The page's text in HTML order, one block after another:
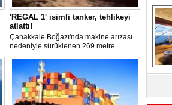
'REGAL 1' isimli tanker, tehlikeyi
atlattı!
Çanakkale Boğazı'nda makine arızası
nedeniyle sürüklenen 269 metre
uzunluğundaki 'REGAL 1' isimli tanker,
römorkörler yardımıyla Şevketiye Demir
Sahası'na çekilerek kurtarıldı.